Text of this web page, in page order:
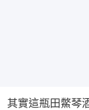
其實這瓶田鱉琴